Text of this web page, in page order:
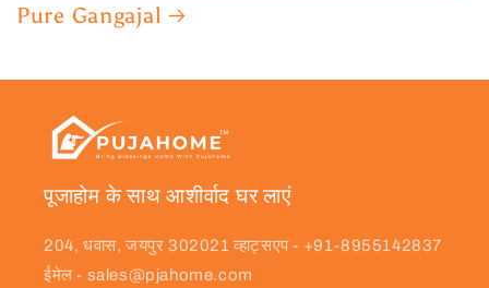
Pure Gangajal
पूजाहोम के साथ आशीर्वाद घर लाएं
204, धवास, जयपुर 302021 व्हाट्सएप - +91-8955142837
ईमेल - sales@pjahome.com